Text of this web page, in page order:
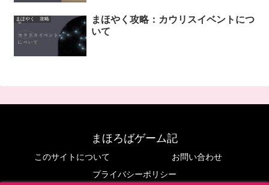
まほやく 攻略
まほやく攻略：カウリスイベントにつ
いて
まほろばゲーム記
このサイトについて
お問い合わせ
プライバシーポリシー